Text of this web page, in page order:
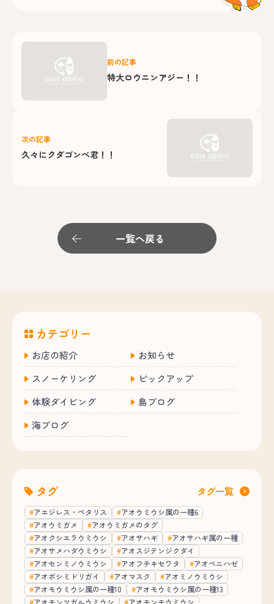
前の記事
特大ロウニンアジー！！
次の記事
久々にクダゴンベ君！！
一覧へ戻る
カテゴリー
お店の紹介
お知らせ
スノーケリング
ピックアップ
体験ダイビング
島ブログ
海ブログ
タグ タグ一覧
アエジレス・ペタリス
アオウミウシ属の一種6
アオウミガメ
アオウミガメのタグ
アオクシエラウミウシ
アオサハギ
アオサハギ属の一種
アオサメハダウミウシ
アオスジテンジクダイ
アオセンミノウミウシ
アオフチキセワタ
アオベニハゼ
アオボシミドリガイ
アオマスク
アオミノウミウシ
アオモウミウシ属の一種10
アオモウミウシ属の一種13